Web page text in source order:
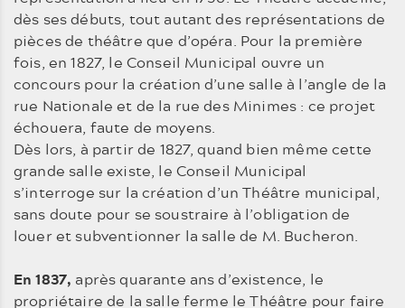
dès ses débuts, tout autant des représentations de
pièces de théâtre que d’opéra. Pour la première
fois, en 1827, le Conseil Municipal ouvre un
concours pour la création d’une salle à l’angle de la
rue Nationale et de la rue des Minimes : ce projet
échouera, faute de moyens.
Dès lors, à partir de 1827, quand bien même cette
grande salle existe, le Conseil Municipal
s’interroge sur la création d’un Théâtre municipal,
sans doute pour se soustraire à l’obligation de
louer et subventionner la salle de M. Bucheron.
En 1837, après quarante ans d’existence, le
propriétaire de la salle ferme le Théâtre pour faire